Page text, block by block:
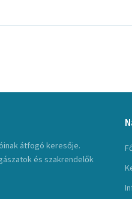
átfogó keresője.
és szakrendelők